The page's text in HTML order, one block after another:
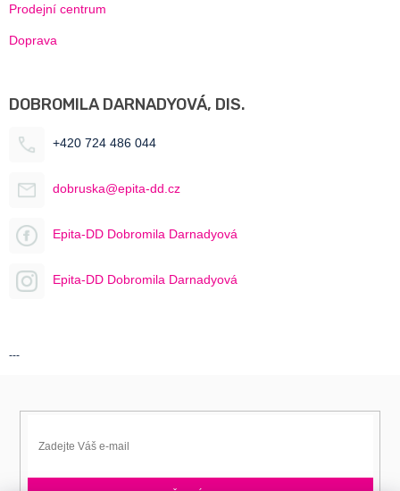
Prodejní centrum
Doprava
DOBROMILA DARNADYOVÁ, DIS.
+420 724 486 044
dobruska@epita-dd.cz
Epita-DD Dobromila Darnadyová
Epita-DD Dobromila Darnadyová
---